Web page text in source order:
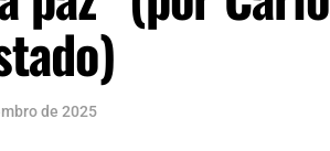
de 2025